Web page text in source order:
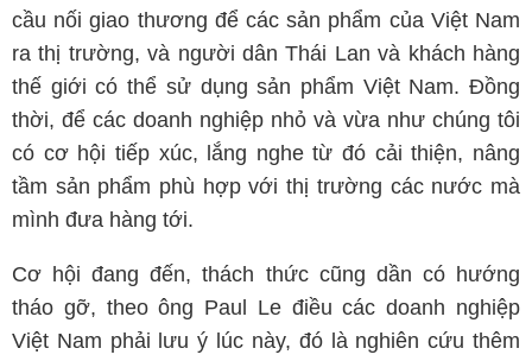
cầu nối giao thương để các sản phẩm của Việt Nam
ra thị trường, và người dân Thái Lan và khách hàng
thế giới có thể sử dụng sản phẩm Việt Nam. Đồng
thời, để các doanh nghiệp nhỏ và vừa như chúng tôi
có cơ hội tiếp xúc, lắng nghe từ đó cải thiện, nâng
tầm sản phẩm phù hợp với thị trường các nước mà
mình đưa hàng tới.
Cơ hội đang đến, thách thức cũng dần có hướng
tháo gỡ, theo ông Paul Le điều các doanh nghiệp
Việt Nam phải lưu ý lúc này, đó là nghiên cứu thêm